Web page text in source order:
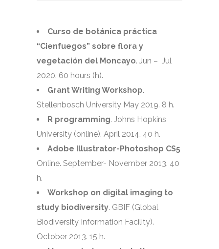
Curso de botánica práctica
“Cienfuegos” sobre flora y
vegetación del Moncayo. Jun – Jul
2020. 60 hours (h).
Grant Writing Workshop.
Stellenbosch University May 2019. 8 h.
R programming. Johns Hopkins
University (online). April 2014. 40 h.
Adobe Illustrator-Photoshop CS5
Online. September- November 2013. 40
h.
Workshop on digital imaging to
study biodiversity. GBIF (Global
Biodiversity Information Facility).
October 2013. 15 h.